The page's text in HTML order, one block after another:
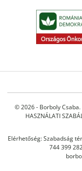
© 2026 - Borboly
HASZNÁLATI
Elérhetőség: Szabadság
744 399